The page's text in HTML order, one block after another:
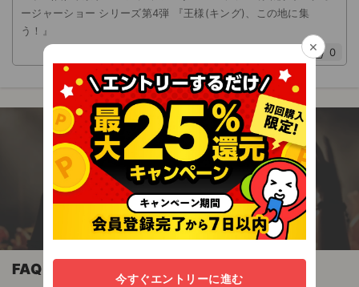
ージャーショー シリーズ第4弾 『王様(キング)、この地に集
う！』
0
今すぐアプリを無料でダウンロード！
エンタメに関わる全ての人のための安心チケッ
ト売買アプリ
FAQ
×
今すぐエントリーに進む